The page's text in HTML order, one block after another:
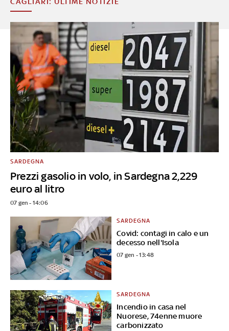
Prezzi gasolio in volo, in Sardegna 2,229
euro al litro
SARDEGNA
07 gen - 14:06
Covid: contagi in calo e un
decesso nell'Isola
SARDEGNA
07 gen - 13:48
Incendio in casa nel
Nuorese, 74enne muore
carbonizzato
SARDEGNA